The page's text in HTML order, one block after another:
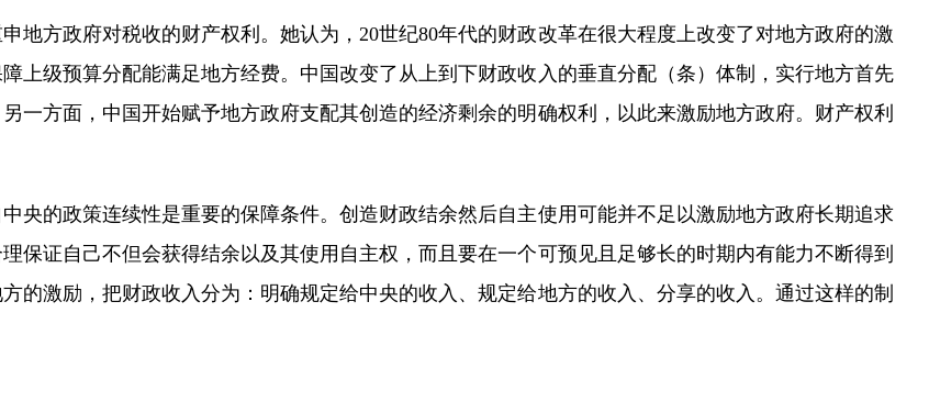
方政府对税收的财产权利。她认为，20世纪80年代的财政改革在很大程度上改变了对地方政府的激
上级预算分配能满足地方经费。中国改变了从上到下财政收入的垂直分配（条）体制，实行地方首先
一方面，中国开始赋予地方政府支配其创造的经济剩余的明确权利，以此来激励地方政府。财产权利
的政策连续性是重要的保障条件。创造财政结余然后自主使用可能并不足以激励地方政府长期追求
保证自己不但会获得结余以及其使用自主权，而且要在一个可预见且足够长的时期内有能力不断得到
的激励，把财政收入分为：明确规定给中央的收入、规定给地方的收入、分享的收入。通过这样的制